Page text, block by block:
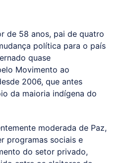
de 58 anos, pai de quatro
política para o país
quase
Movimento ao
2006, que antes
da maioria indígena do
moderada de Paz,
programas sociais e
do setor privado,